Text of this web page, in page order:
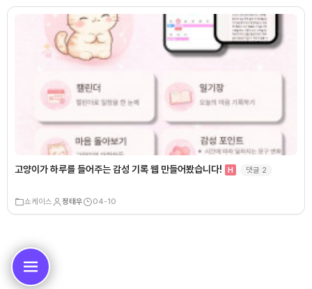
고양이가 하루를 들어주는 감성 기록 웹 만들어봤습니다! H 댓글 2
쇼케이스 정태우 04-10